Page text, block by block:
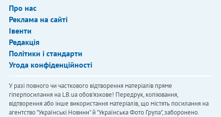
Про нас
Реклама на сайті
Івенти
Редакція
Політики і стандарти
Угода конфіденційності
У разі повного чи часткового відтворення матеріалів пряме
гіперпосилання на LB.ua обов'язкове! Передрук, копіювання,
відтворення або інше використання матеріалів, що містять посилання на
агентство "Українськi Новини" й "Українська Фото Група", заборонено.